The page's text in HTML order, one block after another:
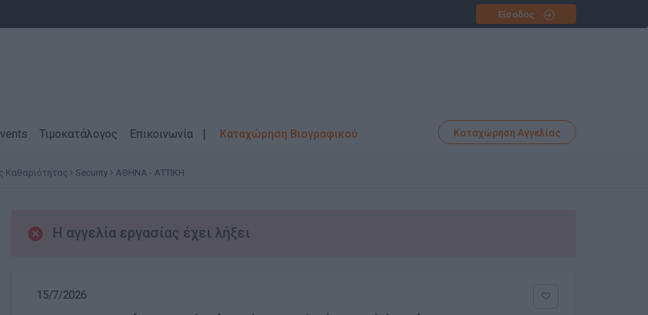
Είσοδος
Τιμοκατάλογος Επικοινωνία Καταχώρηση Βιογραφικού Καταχώρηση Αγγελίας
Καθαριότητας Security ΑΘΗΝΑ - ΑΤΤΙΚΗ
Η αγγελία εργασίας έχει λήξει
15/7/2026